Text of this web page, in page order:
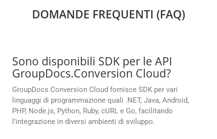
DOMANDE FREQUENTI (FAQ)
Sono disponibili SDK per le API
GroupDocs.Conversion Cloud?
GroupDocs.Conversion Cloud fornisce SDK per vari
linguaggi di programmazione quali .NET, Java, Android,
PHP, Node.js, Python, Ruby, cURL e Go, facilitando
l’integrazione in diversi ambienti di sviluppo.